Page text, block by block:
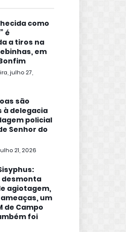
como
é
a tiros na
em
julho 27,
são
à delegacia
policial
Senhor do
21, 2026
desmonta
agiotagem,
um
de Campo
foi